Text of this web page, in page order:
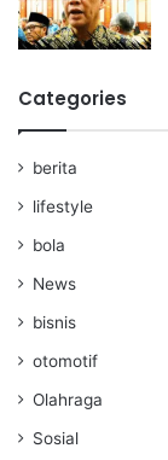
Categories
berita
lifestyle
bola
News
bisnis
otomotif
Olahraga
Sosial